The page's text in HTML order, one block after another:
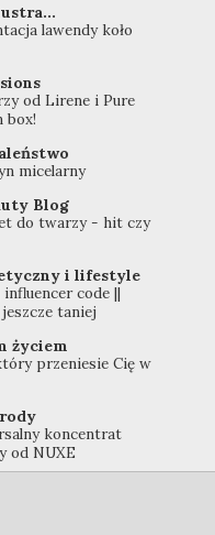
lawendy koło
od Lirene i Pure
box!
micelarny
Blog
do twarzy - hit czy
i lifestyle
code ||
taniej
życiem
przeniesie Cię w
koncentrat
od NUXE